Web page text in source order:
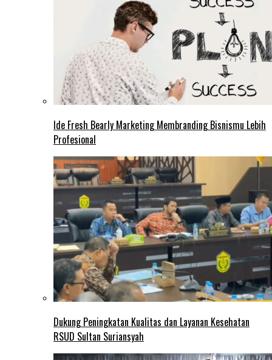
Ide Fresh Bearly Marketing Membranding Bisnismu Lebih
Profesional
Dukung Peningkatan Kualitas dan Layanan Kesehatan
RSUD Sultan Suriansyah